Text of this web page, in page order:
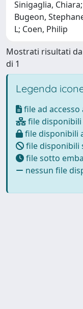
Sinigaglia,
Bugeon,
L; Coen, Philip
Mostrati risultati da
di 1
Legenda
file ad
file
file disponibili
file disponibili
file sotto
nessun file